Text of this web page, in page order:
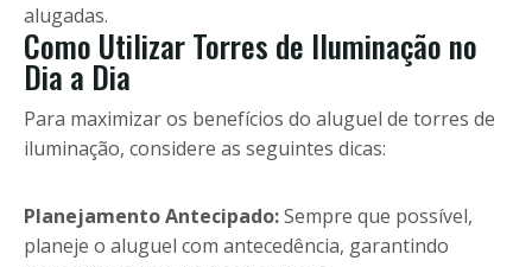
alugadas.
Como Utilizar Torres de Iluminação no
Dia a Dia
Para maximizar os benefícios do aluguel de torres de
iluminação, considere as seguintes dicas:
Planejamento Antecipado:Sempre que possível,
planeje o aluguel com antecedência, garantindo